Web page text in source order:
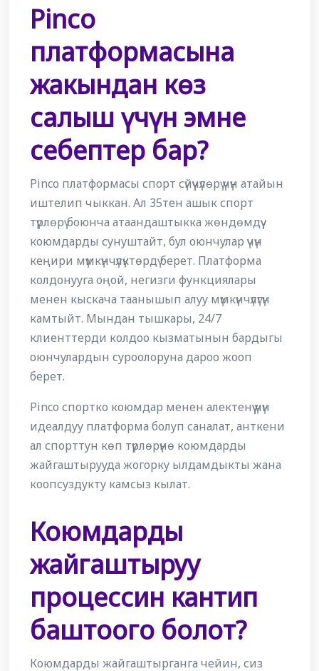
Pinco
платформасына
жакындан көз
салыш үчүн эмне
себептер бар?
Pinco платформасы спорт сүйүүчүлөрү үчүн атайын
иштелип чыккан. Ал 35тен ашык спорт
түрлөрү боюнча атаандаштыкка жөндөмдүү
коюмдарды сунуштайт, бул оюнчулар үчүн
кеңири мүмкүнчүлүктөрдү берет. Платформа
колдонууга оңой, негизги функциялары
менен кыскача таанышып алуу мүмкүнчүлүгүн
камтыйт. Мындан тышкары, 24/7
клиенттерди колдоо кызматынын бардыгы
оюнчулардын суроолоруна дароо жооп
берет.
Pinco спортко коюмдар менен алектенүү үчүн
идеалдуу платформа болуп саналат, анткени
ал спорттун көп түрлөрүнө коюмдарды
жайгаштырууда жогорку ылдамдыкты жана
коопсуздукту камсыз кылат.
Коюмдарды
жайгаштыруу
процессин кантип
баштоого болот?
Коюмдарды жайгаштырганга чейин, сиз